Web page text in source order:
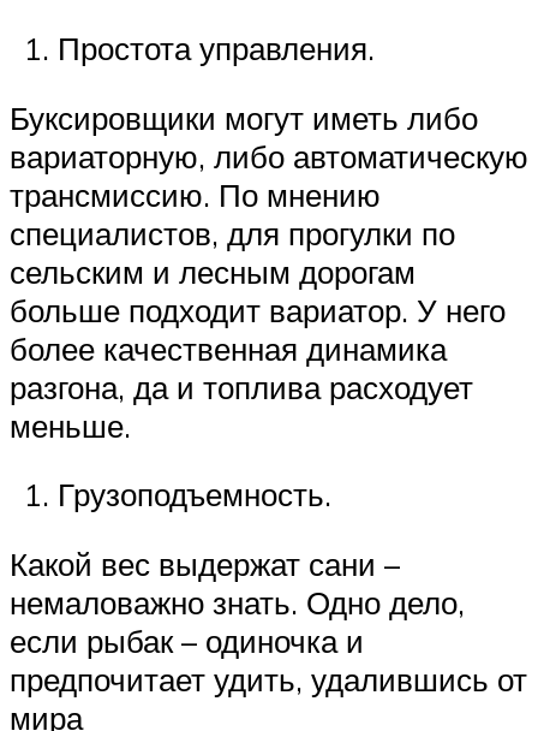
Простота управления.
Буксировщики могут иметь либо
вариаторную, либо автоматическую
трансмиссию. По мнению
специалистов, для прогулки по
сельским и лесным дорогам
больше подходит вариатор. У него
более качественная динамика
разгона, да и топлива расходует
меньше.
Грузоподъемность.
Какой вес выдержат сани –
немаловажно знать. Одно дело,
если рыбак – одиночка и
предпочитает удить, удалившись от
мира